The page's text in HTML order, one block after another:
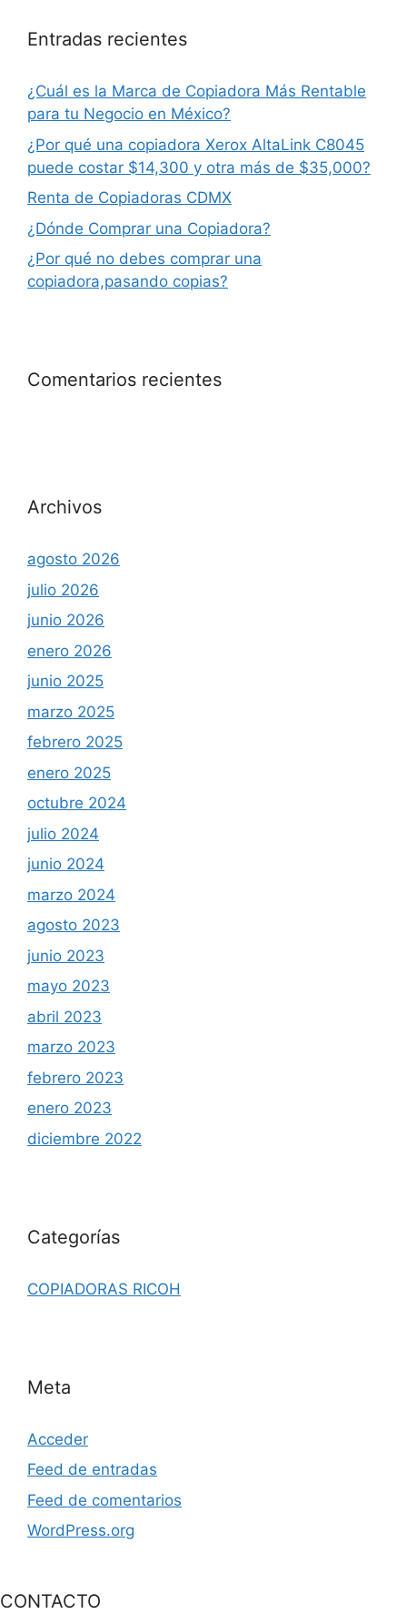
Entradas recientes
¿Cuál es la Marca de Copiadora Más Rentable
para tu Negocio en México?
¿Por qué una copiadora Xerox AltaLink C8045
puede costar $14,300 y otra más de $35,000?
Renta de Copiadoras CDMX
¿Dónde Comprar una Copiadora?
¿Por qué no debes comprar una
copiadora,pasando copias?
Comentarios recientes
Archivos
agosto 2026
julio 2026
junio 2026
enero 2026
junio 2025
marzo 2025
febrero 2025
enero 2025
octubre 2024
julio 2024
junio 2024
marzo 2024
agosto 2023
junio 2023
mayo 2023
abril 2023
marzo 2023
febrero 2023
enero 2023
diciembre 2022
Categorías
COPIADORAS RICOH
Meta
Acceder
Feed de entradas
Feed de comentarios
WordPress.org
CONTACTO